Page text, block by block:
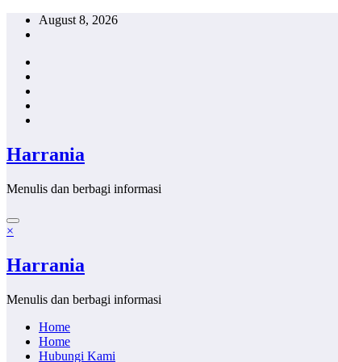
Skip
August 8, 2026
Harrania
Menulis dan berbagi informasi
×
Harrania
Menulis dan berbagi informasi
Home
Home
Hubungi Kami